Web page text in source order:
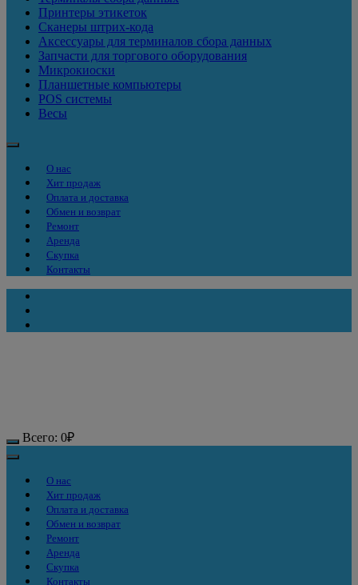
Принтеры этикеток
Сканеры штрих-кода
Аксессуары для терминалов сбора данных
Запчасти для торгового оборудования
Микрокиоски
Планшетные компьютеры
POS системы
Весы
О нас
Хит продаж
Оплата и доставка
Обмен и возврат
Ремонт
Аренда
Скупка
Контакты
Всего: 0₽
О нас
Хит продаж
Оплата и доставка
Обмен и возврат
Ремонт
Аренда
Скупка
Контакты